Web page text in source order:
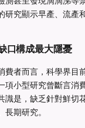
研究顯示早產、流產
口構成最大隱憂
費者而言，科學界目
項小型研究曾斷言消
識是，缺乏針對鮮切
期研究。